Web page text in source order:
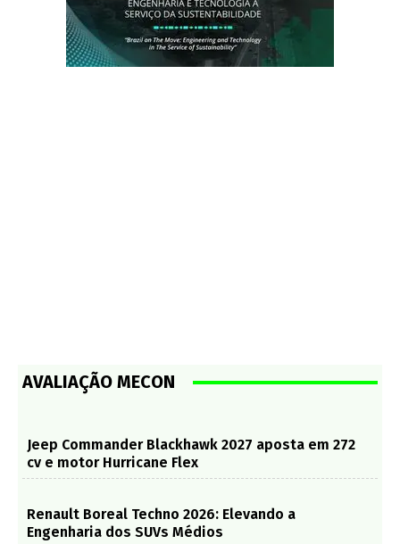
AVALIAÇÃO MECON
Jeep Commander Blackhawk 2027 aposta em 272
cv e motor Hurricane Flex
Renault Boreal Techno 2026: Elevando a
Engenharia dos SUVs Médios